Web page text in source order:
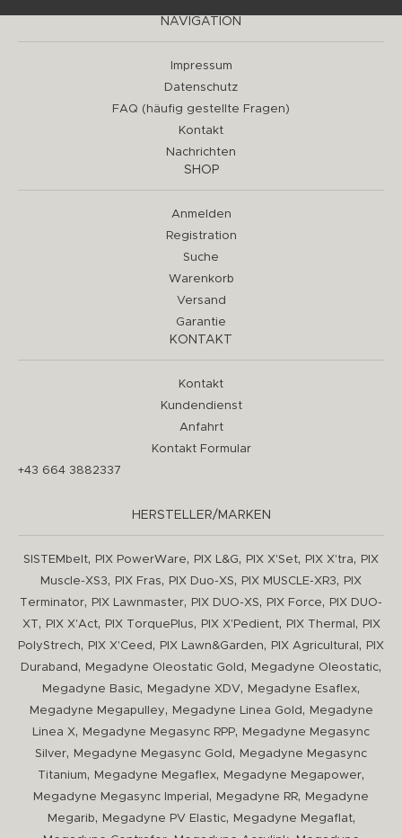
NAVIGATION
Impressum
Datenschutz
FAQ (häufig gestellte Fragen)
Kontakt
Nachrichten
SHOP
Anmelden
Registration
Suche
Warenkorb
Versand
Garantie
KONTAKT
Kontakt
Kundendienst
Anfahrt
Kontakt Formular
+43 664 3882337
HERSTELLER/MARKEN
SISTEMbelt, PIX PowerWare, PIX L&G, PIX X'Set, PIX X'tra,
PIX
Muscle-XS3, PIX Fras, PIX Duo-XS, PIX MUSCLE-XR3,
PIX
Terminator, PIX Lawnmaster, PIX DUO-XS, PIX Force,
PIX DUO-
XT, PIX X'Act, PIX TorquePlus, PIX X'Pedient, PIX Thermal ,
PIX
PolyStrech, PIX X'Ceed , PIX Lawn&Garden, PIX Agricultural ,
PIX
Duraband , Megadyne Oleostatic Gold , Megadyne Oleostatic,
Megadyne Basic, Megadyne XDV, Megadyne Esaflex,
Megadyne Megapulley, Megadyne Linea Gold ,
Megadyne
Linea X, Megadyne Megasync RPP,
Megadyne Megasync
Silver, Megadyne Megasync Gold ,
Megadyne Megasync
Titanium, Megadyne Megaflex, Megadyne Megapower,
Megadyne Megasync Imperial , Megadyne RR,
Megadyne
Megarib, Megadyne PV Elastic, Megadyne Megaflat,